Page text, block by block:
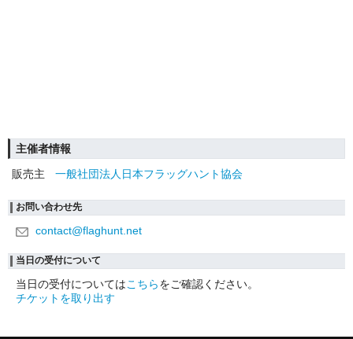
主催者情報
販売主
一般社団法人日本フラッグハント協会
お問い合わせ先
contact@flaghunt.net
当日の受付について
当日の受付についてはこちらをご確認ください。
チケットを取り出す